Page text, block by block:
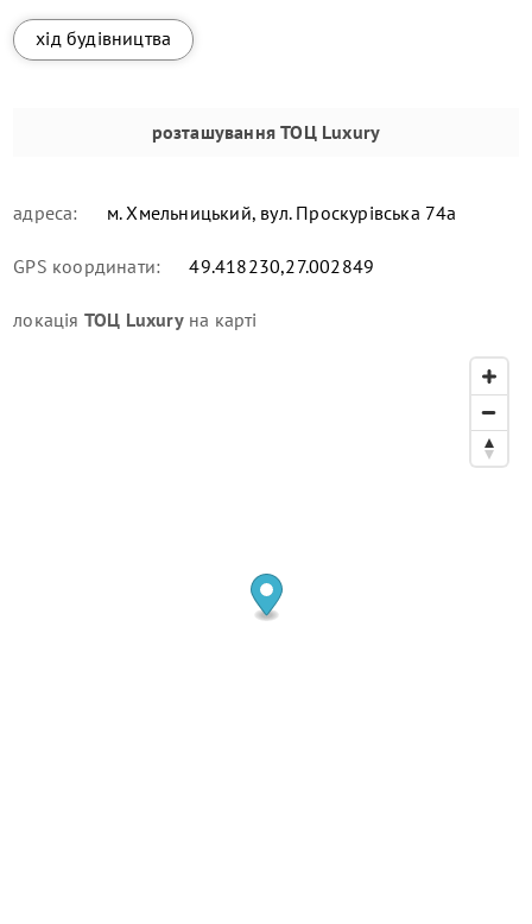
хід будівництва
розташування ТОЦ Luxury
адреса: м. Хмельницький, вул. Проскурівська 74а
GPS координати: 49.418230,27.002849
локація ТОЦ Luxuryна карті